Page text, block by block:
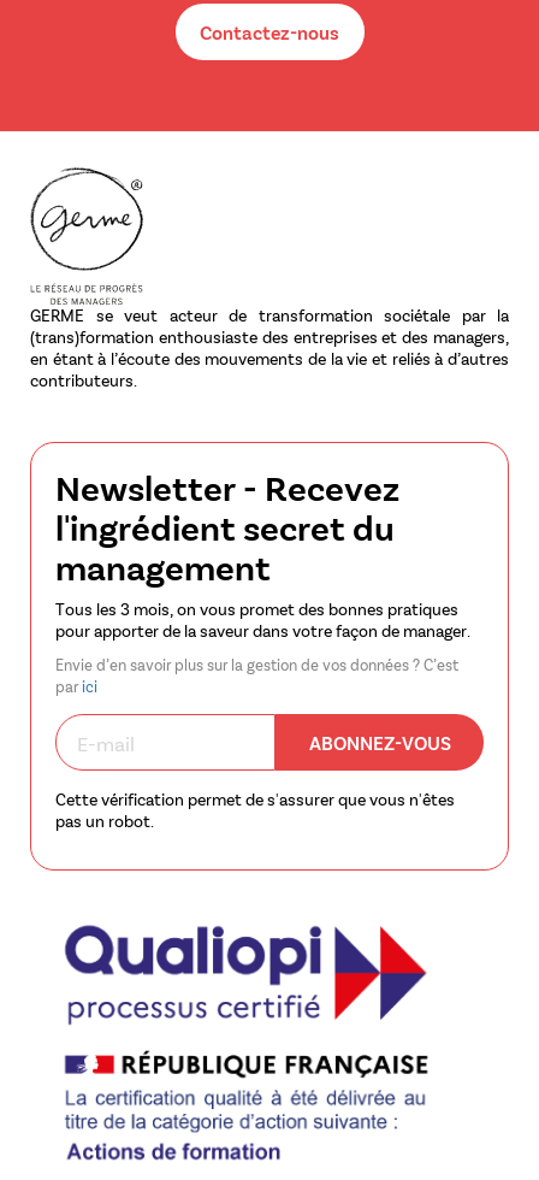
Contactez-nous
GERME se veut acteur de transformation sociétale par la
(trans)formation enthousiaste des entreprises et des managers,
en étant à l’écoute des mouvements de la vie et reliés à d’autres
contributeurs.
Newsletter - Recevez
l'ingrédient secret du
management
Tous les 3 mois, on vous promet des bonnes pratiques
pour apporter de la saveur dans votre façon de manager.
Envie d’en savoir plus sur la gestion de vos données ? C’est
parici
Cette vérification permet de s'assurer que vous n'êtes
pas un robot.
ABONNEZ-VOUS